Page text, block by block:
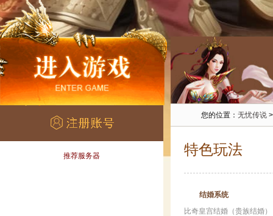
推荐服务器
您的位置： 无忧传说
特色玩法
结婚系统
比奇皇宫结婚（贵族结婚